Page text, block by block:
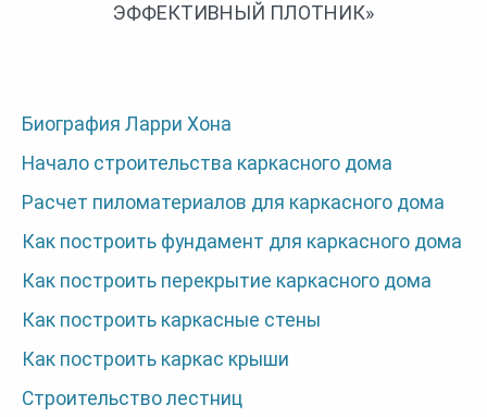
ЭФФЕКТИВНЫЙ ПЛОТНИК»
Биография Ларри Хона
Начало строительства каркасного дома
Расчет пиломатериалов для каркасного дома
Как построить фундамент для каркасного дома
Как построить перекрытие каркасного дома
Как построить каркасные стены
Как построить каркас крыши
Строительство лестниц